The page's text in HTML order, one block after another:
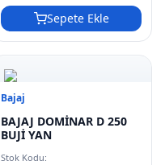
Sepete Ekle
Bajaj
BAJAJ DOMİNAR D 250
BUJİ YAN
Stok Kodu: